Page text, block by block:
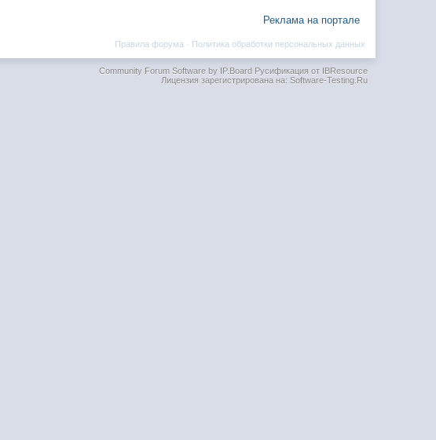
Реклама на портале
Политика обработки персональных данных
Правила форума ·
Community Forum Software by IP.BoardРусификация от IBResource
Лицензия зарегистрирована на: Software-Testing.Ru